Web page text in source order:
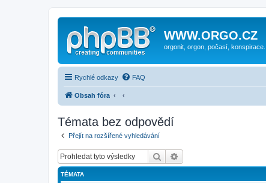
WWW.ORGO.CZ
orgonit, orgon, počasí, konspirace...
Rychlé odkazy FAQ
Obsah fóra
Témata bez odpovědí
Přejít na rozšířené vyhledávání
Hledat
TÉMATA